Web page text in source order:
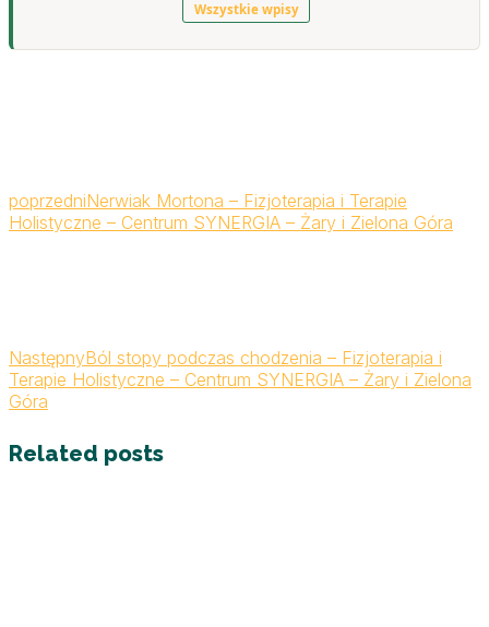
Wszystkie wpisy
poprzedniNerwiak Mortona – Fizjoterapia i Terapie
Holistyczne – Centrum SYNERGIA – Żary i Zielona Góra
NastępnyBól stopy podczas chodzenia – Fizjoterapia i
Terapie Holistyczne – Centrum SYNERGIA – Żary i Zielona
Góra
Related posts